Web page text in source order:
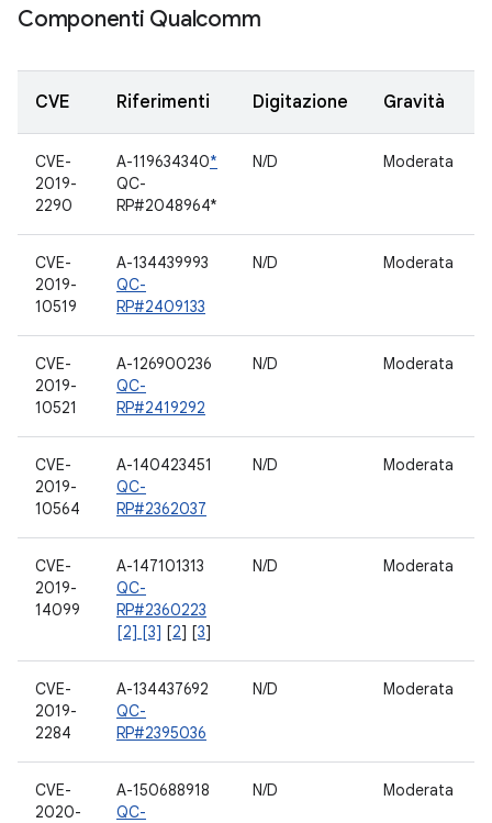
Componenti Qualcomm
CVE Riferimenti Digitazione Gravità
CVE-
2019-
2290
A-119634340*
QC-
RP#2048964*
N/D Moderata
CVE-
2019-
10519
A-134439993
QC-
RP#2409133
N/D Moderata
CVE-
2019-
10521
A-126900236
QC-
RP#2419292
N/D Moderata
CVE-
2019-
10564
A-140423451
QC-
RP#2362037
N/D Moderata
CVE-
2019-
14099
A-147101313
QC-
RP#2360223
[2] [3] [2] [3]
N/D Moderata
CVE-
2019-
2284
A-134437692
QC-
RP#2395036
N/D Moderata
CVE-
2020-
A-150688918
QC-
N/D Moderata